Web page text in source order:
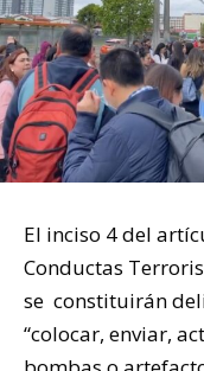
El inciso 4 del
Conductas
se constituirán
“colocar, enviar,